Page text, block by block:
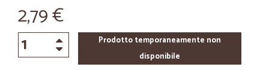
2,79 €
Prodotto temporaneamente non
disponibile